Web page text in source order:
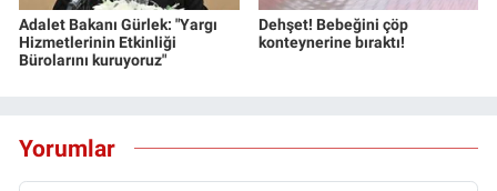
Adalet Bakanı Gürlek: "Yargı
Hizmetlerinin Etkinliği
Bürolarını kuruyoruz"
Dehşet! Bebeğini çöp
konteynerine bıraktı!
Yorumlar